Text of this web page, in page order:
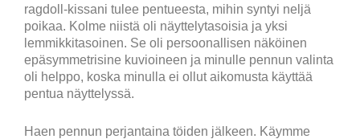
ragdoll-kissani tulee pentueesta, mihin syntyi neljä
poikaa. Kolme niistä oli näyttelytasoisia ja yksi
lemmikkitasoinen. Se oli persoonallisen näköinen
epäsymmetrisine kuvioineen ja minulle pennun valinta
oli helppo, koska minulla ei ollut aikomusta käyttää
pentua näyttelyssä.
Haen pennun perjantaina töiden jälkeen. Käymme